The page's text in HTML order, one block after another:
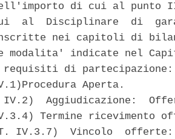
di cui al punto
al  Disciplinare  di
nei capitoli di
modalita' indicate nel
requisiti di
Aperta.
IV.2)  Aggiudicazione:
Termine ricevimento
IV.3.7)  Vincolo